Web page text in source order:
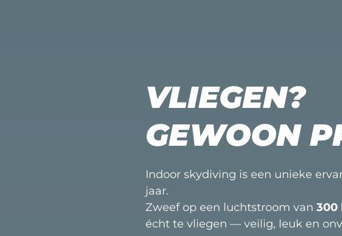
VLIEGEN?
GEWOON
Indoor skydiving is een unieke
jaar.
Zweef op een luchtstroom van 300
écht te vliegen — veilig, leuk en